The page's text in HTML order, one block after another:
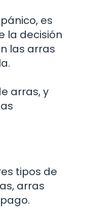
es
la decisión
las arras
arras, y
tipos de
arras